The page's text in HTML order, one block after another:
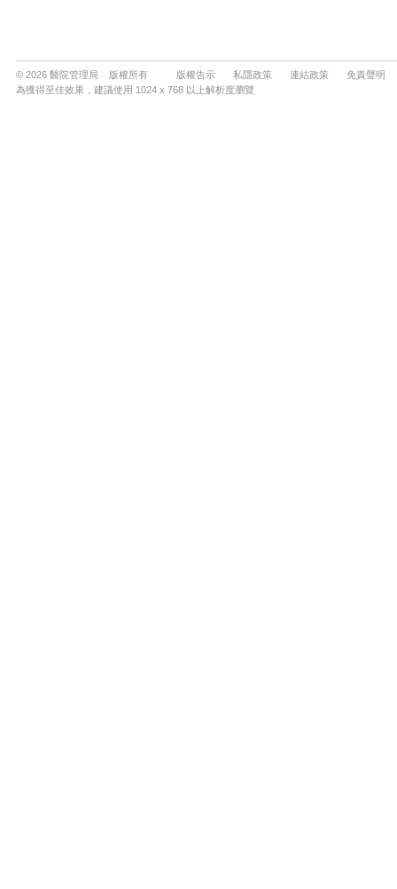
© 2026 醫院管理局 版權所有 版權告示 私隱政策 連結政策
免責聲明
為獲得至佳效果，建議使用 1024 x 768 以上解析度瀏覽